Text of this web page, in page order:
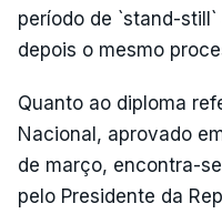
período de `stand-
depois o mesmo
Quanto ao diploma
Nacional, aprovado
de março, encontra-
pelo Presidente da